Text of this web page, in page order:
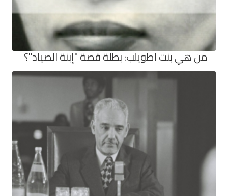
من هي بنت اطويلب: بطلة قصة "إبنة الصياد"؟